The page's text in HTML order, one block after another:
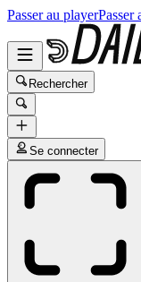
Passer au playerPasser
Rechercher
Se connecter